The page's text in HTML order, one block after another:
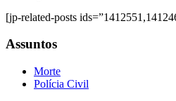
[jp-related-posts
Assuntos
Morte
Polícia Civil